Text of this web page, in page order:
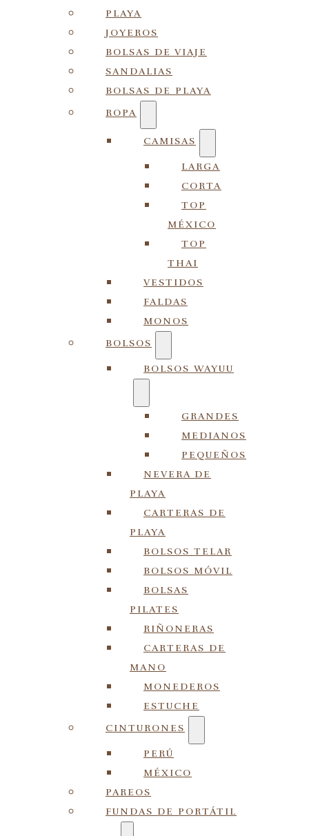
PLAYA
JOYEROS
BOLSAS DE VIAJE
SANDALIAS
BOLSAS DE PLAYA
ROPA
CAMISAS
LARGA
CORTA
TOP
MÉXICO
TOP
THAI
VESTIDOS
FALDAS
MONOS
BOLSOS
BOLSOS WAYUU
GRANDES
MEDIANOS
PEQUEÑOS
NEVERA DE
PLAYA
CARTERAS DE
PLAYA
BOLSOS TELAR
BOLSOS MÓVIL
BOLSAS
PILATES
RIÑONERAS
CARTERAS DE
MANO
MONEDEROS
ESTUCHE
CINTURONES
PERÚ
MÉXICO
PAREOS
FUNDAS DE PORTÁTIL